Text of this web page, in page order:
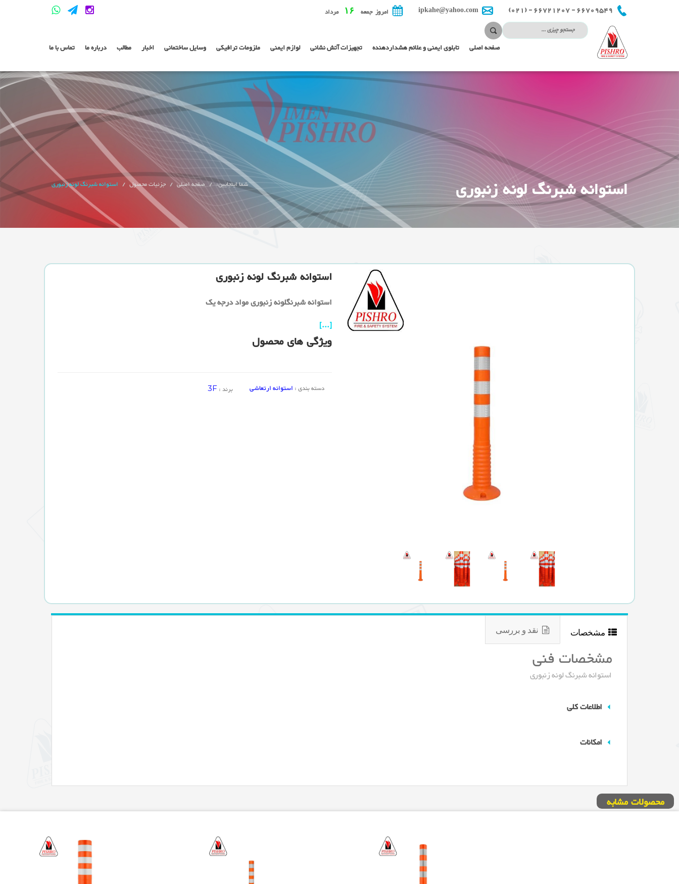
66709549 - 66721207 - (021)
ipkahe@yahoo.com امروز جمعه مرداد
صفحه اصلی تابلوی ایمنی و علائم هشداردهنده تجهیزات آتش نشانی لوازم ایمنی ملزومات ترافیکی وسایل ساختمانی اخبار مطالب درباره ما تماس با ما
استوانه شبرنگ لونه زنبوری شما اینجایین: صفحه اصلی جزئیات محصول استوانه شبرنگ لونه زنبوری
استوانه شبرنگ لونه زنبوری
استوانه شبرنگلونه زنبوری مواد درجه یک
[...]
ویژگی های محصول
دسته بندی : استوانه ارتعاشی برند : 3F
مشخصات نقد و بررسی
مشخصات فنی
استوانه شبرنگ لونه زنبوری
اطلاعات کلی
امکانات
محصولات مشابه